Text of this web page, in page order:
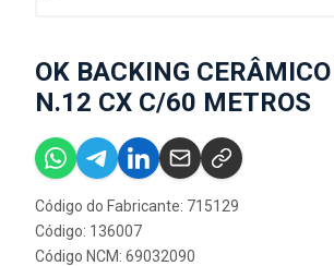
OK BACKING
N.12 CX C/60 METROS
Código do Fabricante: 715129
Código: 136007
Código NCM: 69032090